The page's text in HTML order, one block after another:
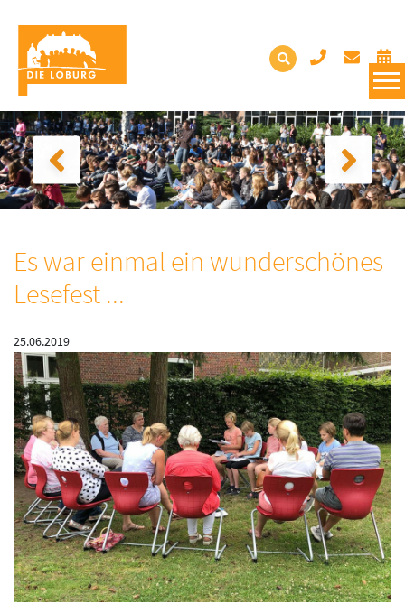
Es war einmal ein wunderschönes
Lesefest ...
25.06.2019